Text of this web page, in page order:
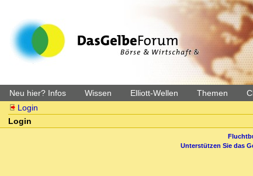
Neu hier? Infos Wissen Elliott-Wellen Themen
Login
Login
Unterstützen Sie das